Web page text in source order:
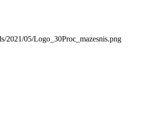
2021/05/Logo_30Proc_mazesnis.png